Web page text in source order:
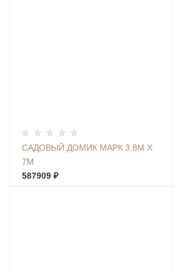
САДОВЫЙ ДОМИК МАРК 3.8М Х
7М
587909 ₽